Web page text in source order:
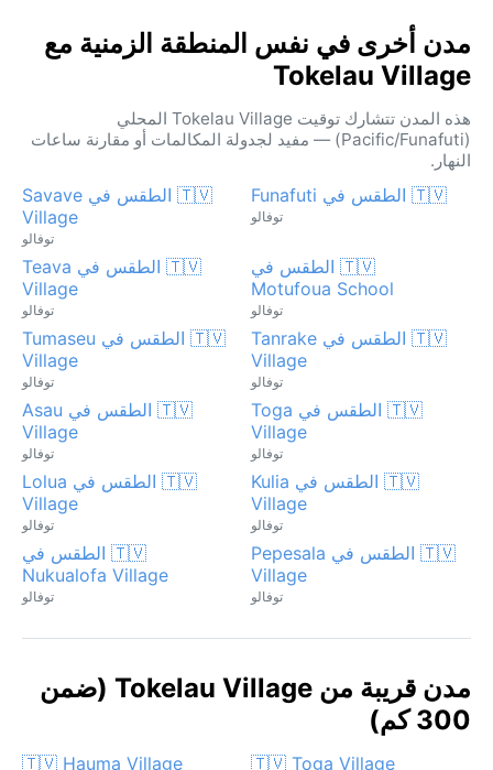
مدن أخرى في نفس المنطقة الزمنية مع
Tokelau Village
هذه المدن تتشارك توقيت Tokelau Village المحلي
(Pacific/Funafuti) — مفيد لجدولة المكالمات أو مقارنة ساعات
النهار.
🇹🇻 الطقس في Funafuti
توفالو
🇹🇻 الطقس في Savave
Village
توفالو
🇹🇻 الطقس في
Motufoua School
توفالو
🇹🇻 الطقس في Teava
Village
توفالو
🇹🇻 الطقس في Tanrake
Village
توفالو
🇹🇻 الطقس في Tumaseu
Village
توفالو
🇹🇻 الطقس في Toga
Village
توفالو
🇹🇻 الطقس في Asau
Village
توفالو
🇹🇻 الطقس في Kulia
Village
توفالو
🇹🇻 الطقس في Lolua
Village
توفالو
🇹🇻 الطقس في Pepesala
Village
توفالو
🇹🇻 الطقس في
Nukualofa Village
توفالو
مدن قريبة من Tokelau Village (ضمن
300 كم)
🇹🇻 Toga Village
🇹🇻 Hauma Village